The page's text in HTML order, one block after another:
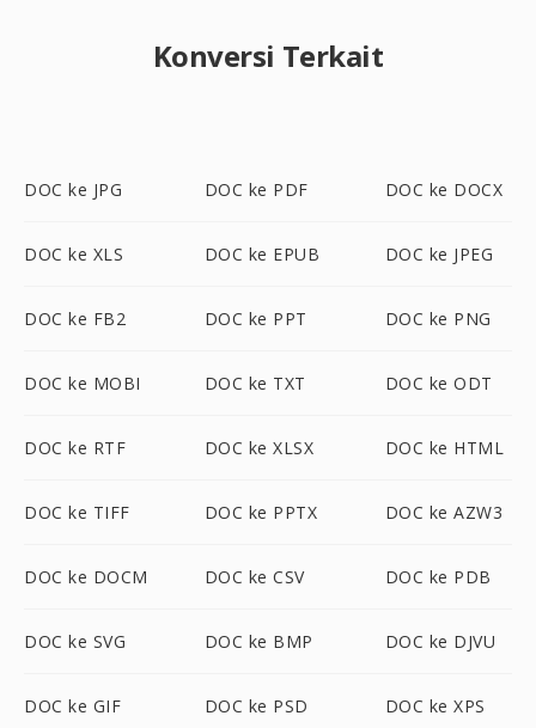
Konversi Terkait
DOC ke JPG DOC ke PDF DOC ke DOCX
DOC ke XLS DOC ke EPUB DOC ke JPEG
DOC ke FB2 DOC ke PPT DOC ke PNG
DOC ke MOBI DOC ke TXT DOC ke ODT
DOC ke RTF DOC ke XLSX DOC ke HTML
DOC ke TIFF DOC ke PPTX DOC ke AZW3
DOC ke DOCM DOC ke CSV DOC ke PDB
DOC ke SVG DOC ke BMP DOC ke DJVU
DOC ke GIF DOC ke PSD DOC ke XPS